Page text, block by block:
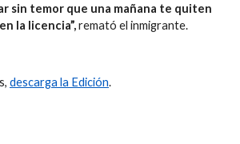
sin temor que una mañana te quiten
la licencia”,remató el inmigrante.
descarga la Edición.